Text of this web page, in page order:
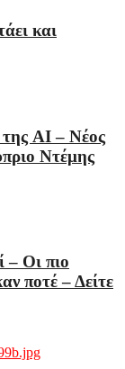
και
της AI – Νέος
Ντέμης
– Οι πιο
ποτέ – Δείτε